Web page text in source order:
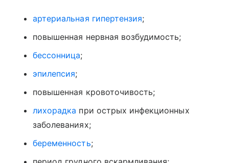
артериальная гипертензия;
повышенная нервная возбудимость;
бессонница;
эпилепсия;
повышенная кровоточивость;
лихорадка при острых инфекционных
заболеваниях;
беременность;